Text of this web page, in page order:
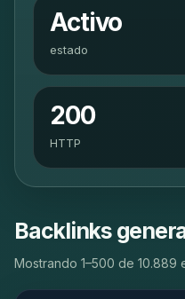
Activo
estado
200
HTTP
Backlinks
Mostrando 1–500 de 10.889